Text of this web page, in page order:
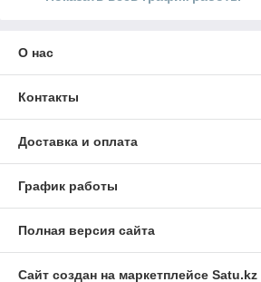
О нас
Контакты
Доставка и оплата
График работы
Полная версия сайта
Сайт создан на маркетплейсе Satu.kz